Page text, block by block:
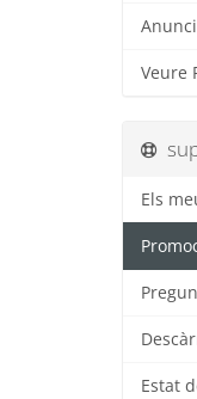
Veure
Els
Estat